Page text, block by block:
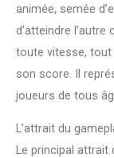
animée, semée
d’atteindre
toute vitesse,
son score. Il
joueurs de tous
L’attrait du
Le principal attrait